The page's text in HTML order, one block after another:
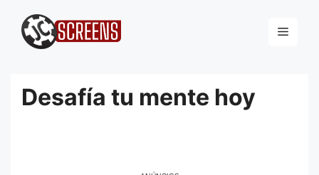
para
Menu
Desafía tu mente hoy